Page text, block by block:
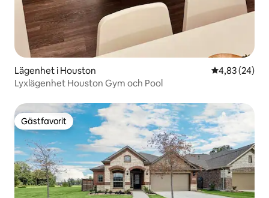
Lägenhet i Houston 4,83 av 5 i
4,83 (24)
Lyxlägenhet Houston Gym och Pool
Gästfavorit
Gästfavorit